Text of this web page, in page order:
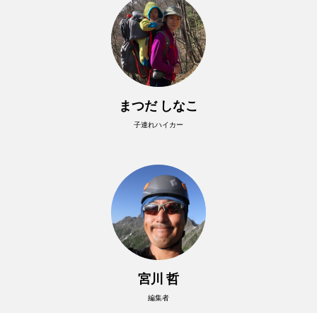
まつだ しなこ
子連れハイカー
宮川 哲
編集者